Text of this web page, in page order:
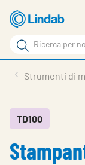
Log
visionare
Cerca
Cerca
Su Lindab
Su Tecnovent
Strumenti di
TD100